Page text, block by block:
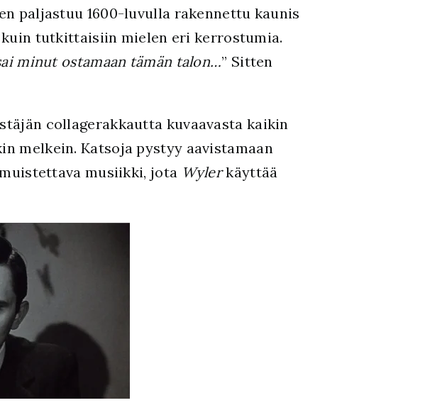
paljastuu 1600-luvulla rakennettu kaunis
tutkittaisiin mielen eri kerrostumia.
minut ostamaan tämän talon…” Sitten
collagerakkautta kuvaavasta kaikin
melkein. Katsoja pystyy aavistamaan
musiikki, jota Wylerkäyttää